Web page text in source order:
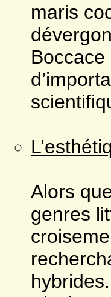
maris
Alors
genres
hybrides.